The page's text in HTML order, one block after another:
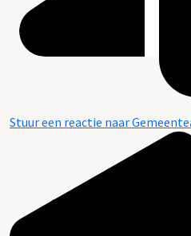
Stuur een reactie naar